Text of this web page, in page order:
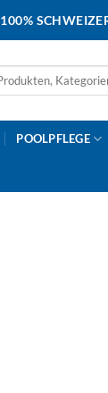
100%
POOLPFLEGE